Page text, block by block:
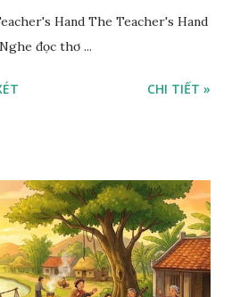
Hand The Teacher's Hand
đọc thơ ...
CHI TIẾT »